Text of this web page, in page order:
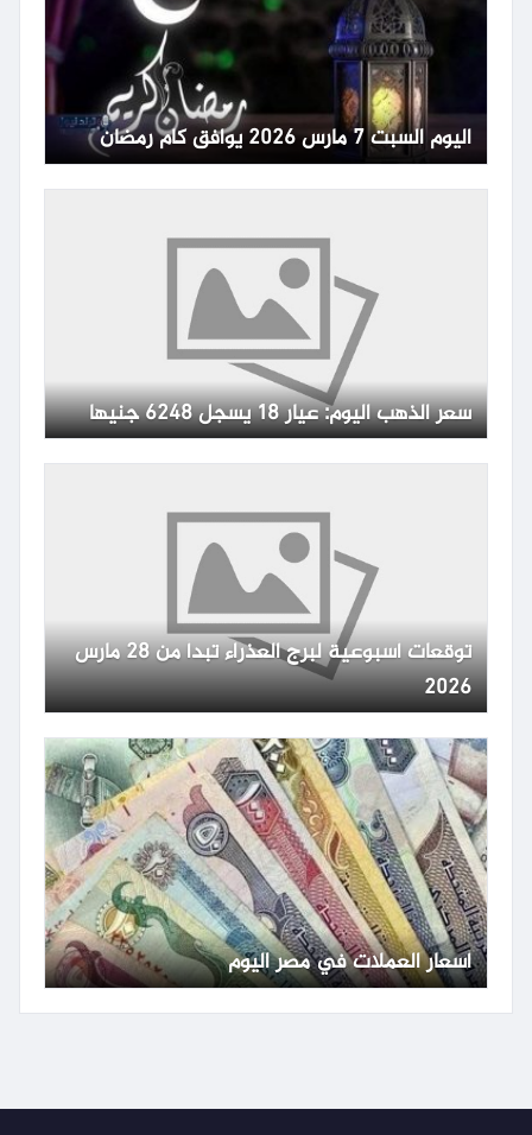
اليوم السبت 7 مارس 2026 يوافق كام رمضان
سعر الذهب اليوم: عيار 18 يسجل 6248 جنيها
توقعات أسبوعية لبرج العذراء تبدأ من 28 مارس
2026
أسعار العملات في مصر اليوم